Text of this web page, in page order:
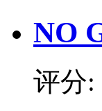
NO
评分: